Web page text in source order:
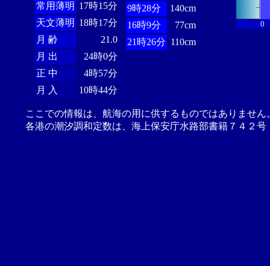
常用薄明 17時15分
天文薄明 18時17分
月 齢
21.0
月 出
24時0分
正 中
4時57分
月 入
10時44分
9時28分
140cm
16時9分
77cm
21時26分 110cm
0
ここでの情報は、航海の用に供するものではありませ
各港の潮汐調和定数は、海上保安庁水路部書籍７４２